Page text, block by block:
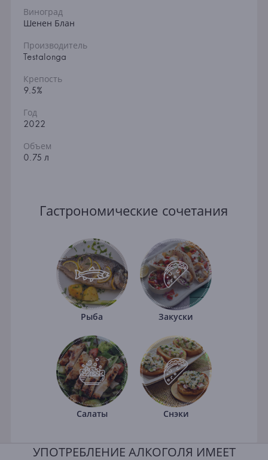
Виноград
Шенен Блан
Производитель
Testalonga
Крепость
9.5%
Год
2022
Объем
0.75 л
Гастрономические сочетания
Рыба Закуски
Салаты Снэки
УПОТРЕБЛЕНИЕ АЛКОГОЛЯ ИМЕЕТ